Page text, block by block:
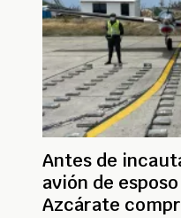
Antes de
avión de
Azcárate